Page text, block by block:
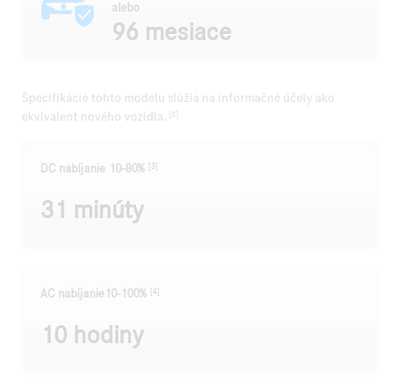
alebo
96 mesiace
Špecifikácie tohto modelu slúžia na informačné účely ako
ekvivalent nového vozidla. [5]
DC nabíjanie 10-80% [3]
31 minúty
AC nabíjanie10-100% [4]
10 hodiny